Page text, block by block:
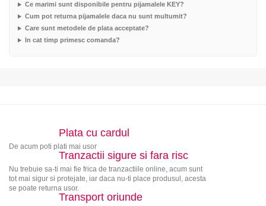
Ce marimi sunt disponibile pentru pijamalele KEY?
Cum pot returna pijamalele daca nu sunt multumit?
Care sunt metodele de plata acceptate?
In cat timp primesc comanda?
Plata cu cardul
De acum poti plati mai usor
Tranzactii sigure si fara risc
Nu trebuie sa-ti mai fie frica de tranzactiile online, acum sunt
tot mai sigur si protejate, iar daca nu-ti place produsul, acesta
se poate returna usor.
Transport oriunde